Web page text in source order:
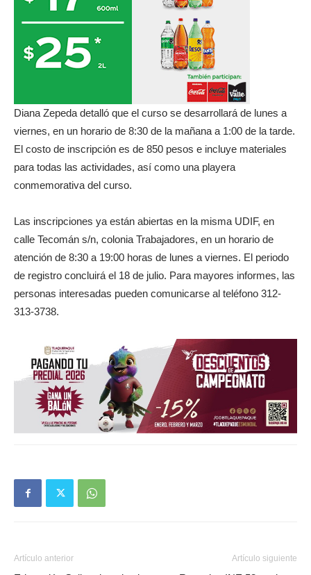
Diana Zepeda detalló que el curso se desarrollará de lunes a
viernes, en un horario de 8:30 de la mañana a 1:00 de la tarde.
El costo de inscripción es de 850 pesos e incluye materiales
para todas las actividades, así como una playera
conmemorativa del curso.
Las inscripciones ya están abiertas en la misma UDIF, en
calle Tecomán s/n, colonia Trabajadores, en un horario de
atención de 8:30 a 19:00 horas de lunes a viernes. El periodo
de registro concluirá el 18 de julio. Para mayores informes, las
personas interesadas pueden comunicarse al teléfono 312-
313-3738.
Artículo anterior Artículo siguiente